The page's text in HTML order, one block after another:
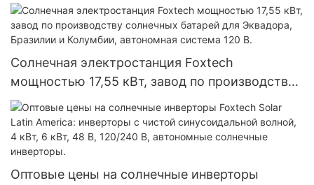
модули с двумя батареями.
Солнечная электростанция Foxtech
мощностью 17,55 кВт, завод по производству
солнечных батарей для Эквадора, Бразилии и
Колумбии, автономная система 120 В.
Оптовые цены на солнечные инверторы